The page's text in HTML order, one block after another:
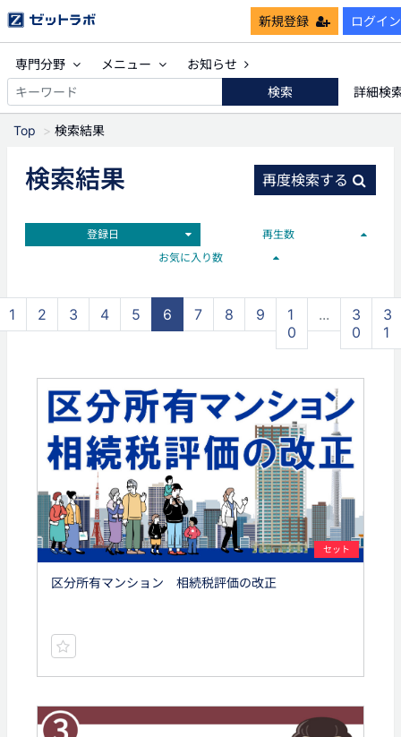
新規登録 ログイン
専門分野 メニュー
お知らせ
検索
詳細検
Top 検索結果
検索結果 再度検索する
登録日
再生数
お気に入り数
1 2 3 4 5 6 7 8 9
1
0
...
3
0
3
1
セット
区分所有マンション 相続税評価の改正